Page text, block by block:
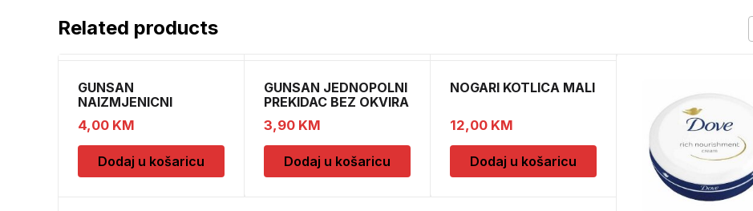
Related products
GUNSAN
NAIZMJENICNI
PREKIDAC BEZ OKVIRA
4,00 KM
Dodaj u košaricu
GUNSAN JEDNOPOLNI
PREKIDAC BEZ OKVIRA
11
3,90 KM
Dodaj u košaricu
NOGARI KOTLICA MALI
12,00 KM
Dodaj u košaricu